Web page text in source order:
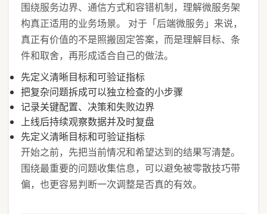
围绕服务边界、通信方式和容错机制，理解微服务架
构真正适用的业务场景。 对于「后端微服务」来说，
真正有价值的不是照搬固定答案，而是理解目标、条
件和取舍，再形成适合自己的做法。
先定义清晰目标和可验证指标
把复杂问题拆成可以独立检查的小步骤
记录关键配置、决策和失败边界
上线后持续观察数据并及时复盘
先定义清晰目标和可验证指标
开始之前，先把当前情况和希望达到的结果写清楚。
围绕最重要的问题收集信息，可以避免被零散技巧带
偏，也更容易判断一次调整是否真的有效。